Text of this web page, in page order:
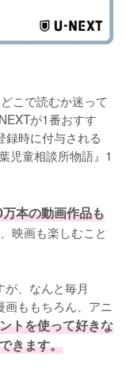
こで読むか迷って
が1番おすす
録時に付与される
児童相談所物語』1
本の動画作品も
映画も楽しむこと
、なんと毎月
ももちろん、アニ
トを使って好きな
きます。